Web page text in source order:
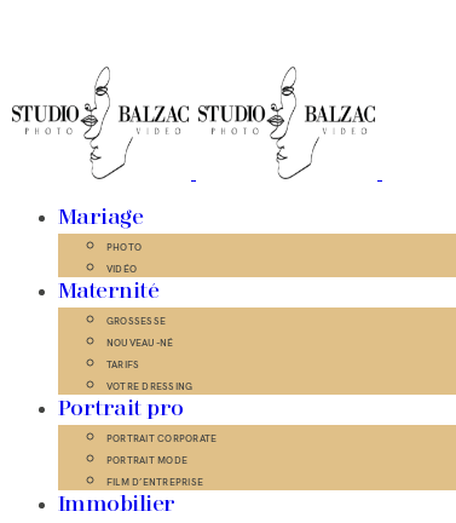
Mariage
PHOTO
VIDÉO
Maternité
GROSSESSE
NOUVEAU-NÉ
TARIFS
VOTRE DRESSING
Portrait pro
PORTRAIT CORPORATE
PORTRAIT MODE
FILM D’ENTREPRISE
Immobilier